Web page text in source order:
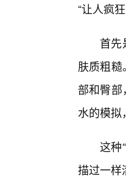
“让人疯狂
首先
肤质粗
部和臀
水的模拟
这种
描过一样